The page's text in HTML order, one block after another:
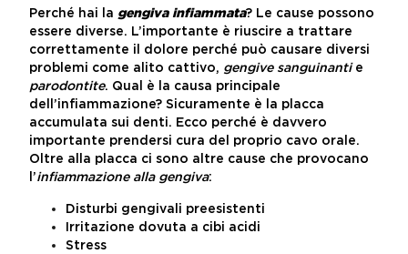
Perché hai la gengiva infiammata? Le cause possono
essere diverse. L’importante è riuscire a trattare
correttamente il dolore perché può causare diversi
problemi come alito cattivo, gengive sanguinantie
parodontite. Qual è la causa principale
dell’infiammazione? Sicuramente è la placca
accumulata sui denti. Ecco perché è davvero
importante prendersi cura del proprio cavo orale.
Oltre alla placca ci sono altre cause che provocano
l’infiammazione alla gengiva:
Disturbi gengivali preesistenti
Irritazione dovuta a cibi acidi
Stress